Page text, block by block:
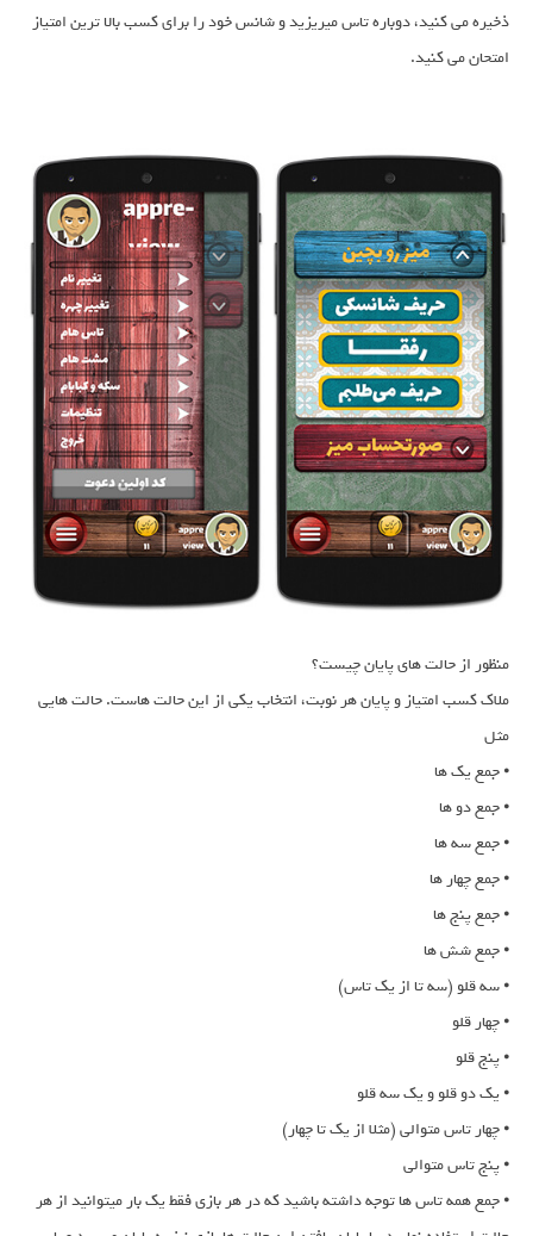
ذخیره می کنید، دوباره تاس میریزید و شانس خود را برای کسب بالا ترین امتیاز
امتحان می کنید.
منظور از حالت های پایان چیست؟
ملاک کسب امتیاز و پایان هر نوبت، انتخاب یکی از این حالت هاست. حالت هایی
مثل
⦁ جمع یک ها
⦁ جمع دو ها
⦁ جمع سه ها
⦁ جمع چهار ها
⦁ جمع پنج ها
⦁ جمع شش ها
⦁ سه قلو (سه تا از یک تاس)
⦁ چهار قلو
⦁ پنج قلو
⦁ یک دو قلو و یک سه قلو
⦁ چهار تاس متوالی (مثلا از یک تا چهار)
⦁ پنج تاس متوالی
⦁ جمع همه تاس ها توجه داشته باشید که در هر بازی فقط یک بار میتوانید از هر